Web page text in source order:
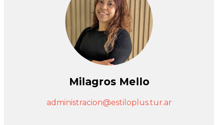
Milagros Mello
administracion@estiloplus.tur.ar